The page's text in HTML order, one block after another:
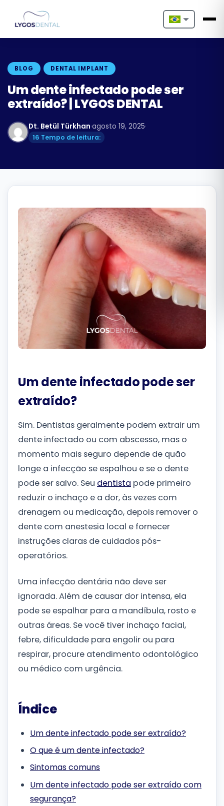
Nederlands
Български
Română
Русский
BLOG DENTAL IMPLANT
Um dente infectado pode ser
extraído? | LYGOS DENTAL
Dt. Betül Türkhan·agosto 19, 2025·
16 Tempo de leitura:
Um dente infectado pode ser
extraído?
Sim. Dentistas geralmente podem extrair um
dente infectado ou com abscesso, mas o
momento mais seguro depende de quão
longe a infecção se espalhou e se o dente
pode ser salvo. Seu dentista pode primeiro
reduzir o inchaço e a dor, às vezes com
drenagem ou medicação, depois remover o
dente com anestesia local e fornecer
instruções claras de cuidados pós-
operatórios.
Uma infecção dentária não deve ser
ignorada. Além de causar dor intensa, ela
pode se espalhar para a mandíbula, rosto e
outras áreas. Se você tiver inchaço facial,
febre, dificuldade para engolir ou para
respirar, procure atendimento odontológico
ou médico com urgência.
Índice
Um dente infectado pode ser extraído?
O que é um dente infectado?
Sintomas comuns
Um dente infectado pode ser extraído com
segurança?